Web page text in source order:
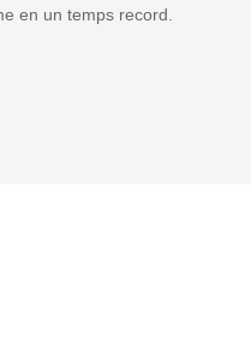
en un temps record.